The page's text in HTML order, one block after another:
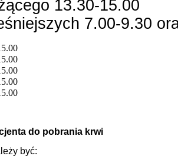
13.30-15.00
7.00-9.30
do pobrania krwi
być: